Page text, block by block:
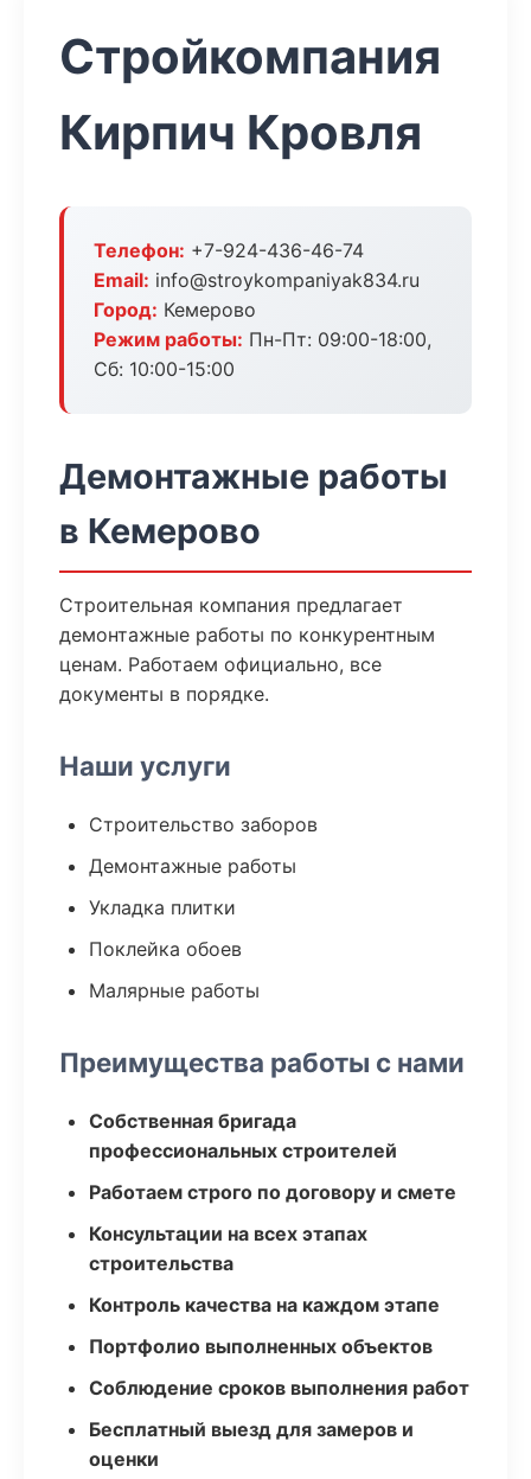
Стройкомпания
Кирпич Кровля
Телефон: +7-924-436-46-74
Email: info@stroykompaniyak834.ru
Город: Кемерово
Режим работы: Пн-Пт: 09:00-18:00,
Сб: 10:00-15:00
Демонтажные работы
в Кемерово
Строительная компания предлагает
демонтажные работы по конкурентным
ценам. Работаем официально, все
документы в порядке.
Наши услуги
Строительство заборов
Демонтажные работы
Укладка плитки
Поклейка обоев
Малярные работы
Преимущества работы с нами
Собственная бригада
профессиональных строителей
Работаем строго по договору и смете
Консультации на всех этапах
строительства
Контроль качества на каждом этапе
Портфолио выполненных объектов
Соблюдение сроков выполнения работ
Бесплатный выезд для замеров и
оценки